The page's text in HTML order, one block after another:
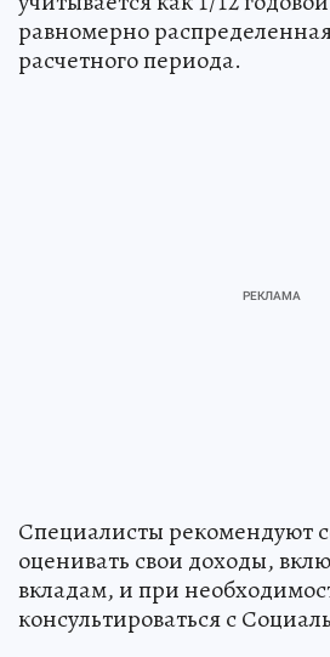
равномерно
расчетного периода.
Специалисты рекомендуют
оценивать свои доходы,
вкладам, и при
консультироваться с